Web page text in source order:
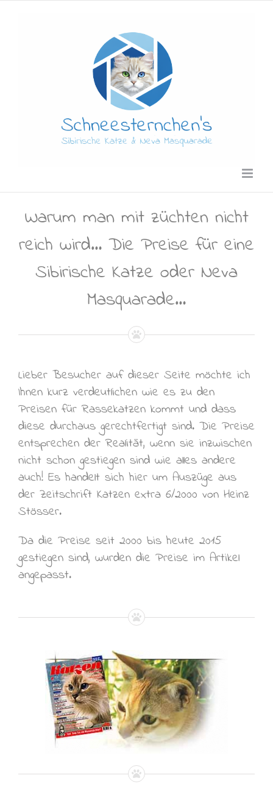
Warum man mit züchten nicht
reich wird… Die Preise für eine
Sibirische Katze oder Neva
Masquarade…
Lieber Besucher auf dieser Seite möchte ich
Ihnen kurz verdeutlichen wie es zu den
Preisen für Rassekatzen kommt und dass
diese durchaus gerechtfertigt sind. Die Preise
entsprechen der Realität, wenn sie inzwischen
nicht schon gestiegen sind wie alles andere
auch! Es handelt sich hier um Auszüge aus
der Zeitschrift Katzen extra 6/2000 von Heinz
Stösser.
Da die Preise seit 2000 bis heute 2015
gestiegen sind, wurden die Preise im Artikel
angepasst.